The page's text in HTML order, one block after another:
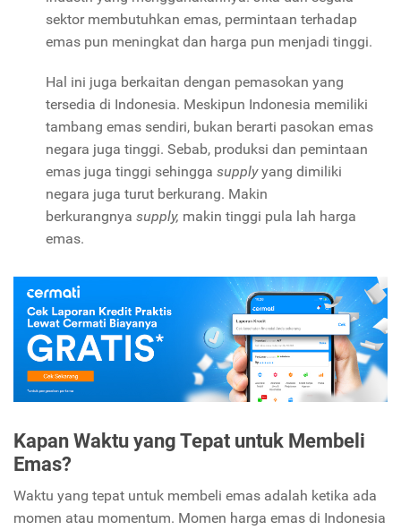
sektor membutuhkan emas, permintaan terhadap
emas pun meningkat dan harga pun menjadi tinggi.
Hal ini juga berkaitan dengan pemasokan yang
tersedia di Indonesia. Meskipun Indonesia memiliki
tambang emas sendiri, bukan berarti pasokan emas
negara juga tinggi. Sebab, produksi dan pemintaan
emas juga tinggi sehingga supplyyang dimiliki
negara juga turut berkurang. Makin
berkurangnya supply, makin tinggi pula lah harga
emas.
Kapan Waktu yang Tepat untuk Membeli
Emas?
Waktu yang tepat untuk membeli emas adalah ketika ada
momen atau momentum. Momen harga emas di Indonesia